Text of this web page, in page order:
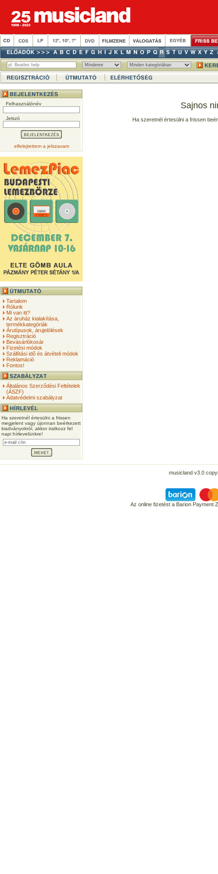
Felhasználónév
Jelszó
elfelejtettem a jelszavam
Tartalom
Rólunk
Mi van itt?
Az áruház kialakítása,
termékkategóriák
Árutípusok, árujelölések
Regisztráció
Bevásárlókosár
Fizetési módok
Szállítási idő és átvételi módok
Reklamáció
Fontos!
Általános Szerződési Feltételek
(ÁSZF)
Adatvédelmi szabályzat
Ha szeretnél értesülni a frissen
megjelent vagy újonnan beérkezett
kiadványokról, akkor iratkozz fel
napi hírlevelünkre!
Sajnos
Ha szeretnél értesülni a frissen
musicland v3.0
Az online fizetést a Barion Payment